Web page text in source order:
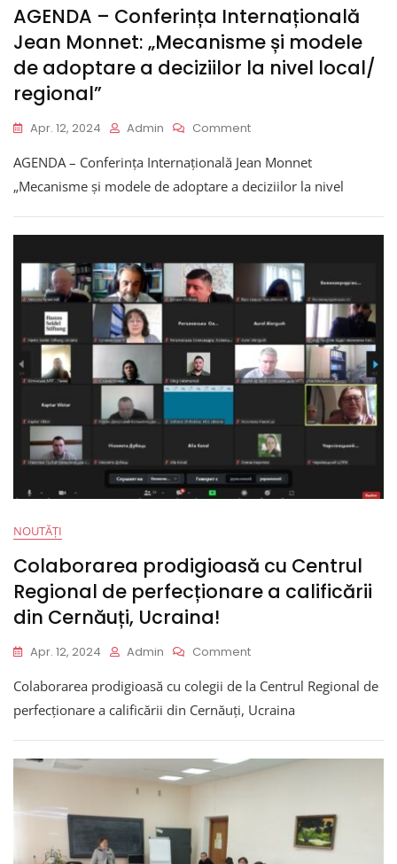
AGENDA – Conferința Internațională
Jean Monnet: „Mecanisme și modele
de adoptare a deciziilor la nivel local/
regional”
Apr. 12, 2024 Admin CommentOn
–
Conferința
Jean
Monnet:
Și
Modele
De
Adoptare
A
Deciziilor
La
Regional”
AGENDA – Conferința Internațională Jean Monnet
„Mecanisme și modele de adoptare a deciziilor la nivel
NOUTĂȚI
Colaborarea prodigioasă cu Centrul
Regional de perfecționare a calificării
din Cernăuți, Ucraina!
Apr. 12, 2024 Admin CommentOn
Prodigioasă
Cu
Regional
De
Perfecționare
Cernăuți,
Colaborarea prodigioasă cu colegii de la Centrul Regional de
perfecționare a calificării din Cernăuți, Ucraina